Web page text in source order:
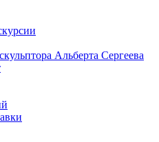
Альберта Сергеева